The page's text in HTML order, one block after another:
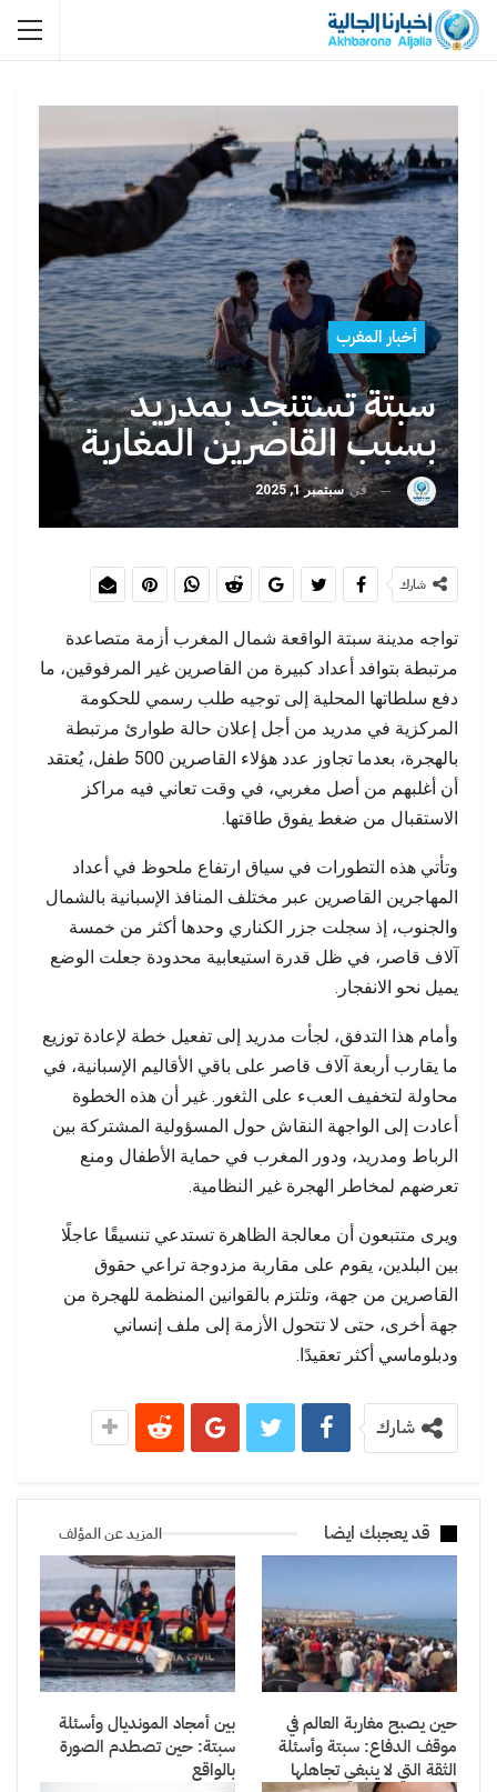
أخبار المغرب
سبتة تستنجد بمدريد
بسبب القاصرين المغاربة
فيسبتمبر 1, 2025
شارك
تواجه مدينة سبتة الواقعة شمال المغرب أزمة متصاعدة
مرتبطة بتوافد أعداد كبيرة من القاصرين غير المرفوقين، ما
دفع سلطاتها المحلية إلى توجيه طلب رسمي للحكومة
المركزية في مدريد من أجل إعلان حالة طوارئ مرتبطة
بالهجرة، بعدما تجاوز عدد هؤلاء القاصرين 500 طفل، يُعتقد
أن أغلبهم من أصل مغربي، في وقت تعاني فيه مراكز
الاستقبال من ضغط يفوق طاقتها.
وتأتي هذه التطورات في سياق ارتفاع ملحوظ في أعداد
المهاجرين القاصرين عبر مختلف المنافذ الإسبانية بالشمال
والجنوب، إذ سجلت جزر الكناري وحدها أكثر من خمسة
آلاف قاصر، في ظل قدرة استيعابية محدودة جعلت الوضع
يميل نحو الانفجار.
وأمام هذا التدفق، لجأت مدريد إلى تفعيل خطة لإعادة توزيع
ما يقارب أربعة آلاف قاصر على باقي الأقاليم الإسبانية، في
محاولة لتخفيف العبء على الثغور. غير أن هذه الخطوة
أعادت إلى الواجهة النقاش حول المسؤولية المشتركة بين
الرباط ومدريد، ودور المغرب في حماية الأطفال ومنع
تعرضهم لمخاطر الهجرة غير النظامية.
ويرى متتبعون أن معالجة الظاهرة تستدعي تنسيقًا عاجلًا
بين البلدين، يقوم على مقاربة مزدوجة تراعي حقوق
القاصرين من جهة، وتلتزم بالقوانين المنظمة للهجرة من
جهة أخرى، حتى لا تتحول الأزمة إلى ملف إنساني
ودبلوماسي أكثر تعقيدًا.
شارك
قد يعجبك ايضا المزيد عن المؤلف
حين يصبح مغاربة العالم في
موقف الدفاع: سبتة وأسئلة
الثقة التي لا ينبغي تجاهلها
بين أمجاد المونديال وأسئلة
سبتة: حين تصطدم الصورة
بالواقع